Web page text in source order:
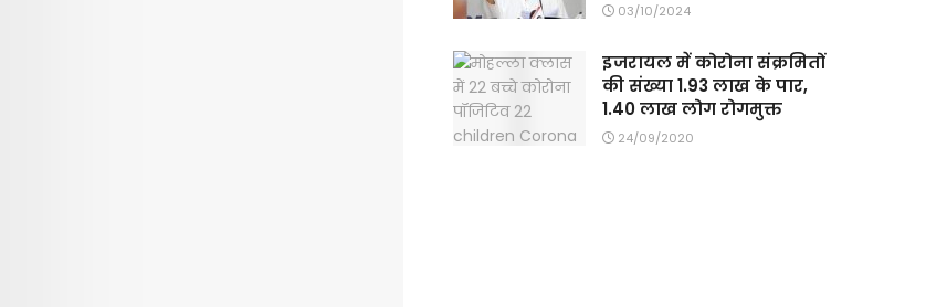
03/10/2024
इजरायल में कोरोना संक्रमितों
की संख्या 1.93 लाख के पार,
1.40 लाख लोग रोगमुक्त
24/09/2020